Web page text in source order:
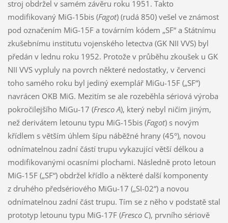
stroj obdržel v samém závěru roku 1951. Takto
modifikovaný MiG-15bis (Fagot) (rudá 850) vešel ve známost
pod označením MiG-15F a továrním kódem „SF“ a Státnímu
zkušebnímu institutu vojenského letectva (GK NII VVS) byl
předán v lednu roku 1952. Protože v průběhu zkoušek u GK
NII VVS vypluly na povrch některé nedostatky, v červenci
toho samého roku byl jediný exemplář MiGu-15F („SF“)
navrácen OKB MiG. Mezitím se ale rozeběhla sériová výroba
pokročilejšího MiGu-17 (Fresco A), který nebyl ničím jiným,
než derivátem letounu typu MiG-15bis (Fagot) s novým
křídlem s větším úhlem šípu náběžné hrany (45°), novou
odnímatelnou zadní částí trupu vykazující větší délkou a
modifikovanými ocasními plochami. Následně proto letoun
MiG-15F („SF“) obdržel křídlo a některé další komponenty
z druhého předsériového MiGu-17 („SI-02“) a novou
odnímatelnou zadní část trupu. Tím se z něho v podstatě stal
prototyp letounu typu MiG-17F (Fresco C), prvního sériově